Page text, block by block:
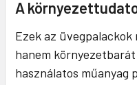
A
Ezek az
hanem
használatos műanyag